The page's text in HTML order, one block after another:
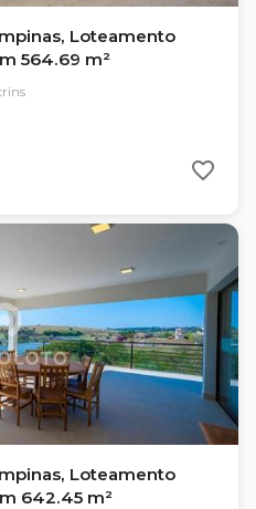
Loteamento
564.69 m²
Loteamento
642.45 m²